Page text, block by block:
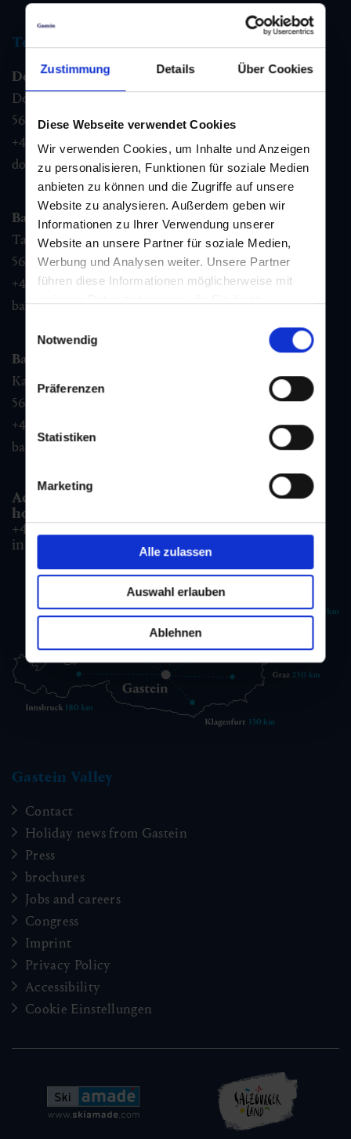
Zustimmung Details Über Cookies
Diese Webseite verwendet Cookies
Wir verwenden Cookies, um Inhalte und Anzeigen
zu personalisieren, Funktionen für soziale Medien
anbieten zu können und die Zugriffe auf unsere
Website zu analysieren. Außerdem geben wir
Informationen zu Ihrer Verwendung unserer
Website an unsere Partner für soziale Medien,
Werbung und Analysen weiter. Unsere Partner
führen diese Informationen möglicherweise mit
Nutzung der Dienste gesammelt haben.
Notwendig
Präferenzen
Statistiken
Marketing
Alle zulassen
Auswahl erlauben
Ablehnen
Tourist information
Dorfgastein
Dorfstraße 1,
5632 Dorfgastein
+43 6432 3393 460
dorfgastein@gastein.com
Bad Hofgastein
Tauernplatz 1,
5630 Bad Hofgastein
+43 6432 3393 260
badhofgastein@gastein.com
Bad Gastein
Kaiser Franz Josefstr. 27,
5640
+43 6432 3393 560
badgastein@gastein.com
Accommodation information & Booking
hotline:
+43 6432 3393 990
info@gastein.com
Gastein Valley
Contact
Holiday news from Gastein
Press
brochures
Jobs and careers
Congress
Imprint
Privacy Policy
Accessibility
Cookie Einstellungen